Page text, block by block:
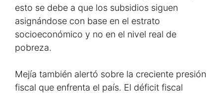
esto se debe a que los subsidios siguen
asignándose con base en el estrato
socioeconómico y no en el nivel real de
pobreza.
Mejía también alertó sobre la creciente presión
fiscal que enfrenta el país. El déficit fiscal